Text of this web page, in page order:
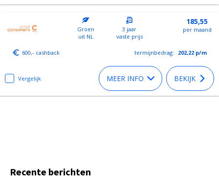
Groen
uit NL
3 jaar
vaste prijs
185,55
per maand
600,- cashback termijnbedrag: 202,22 p/m
Vergelijk MEER INFO BEKIJK
Recente berichten